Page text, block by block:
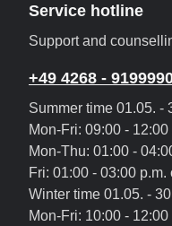
Service hotline
Support and
+49 4268 -
Summer time 01.05. -
Mon-Fri: 09:00 - 12:00
Mon-Thu: 01:00 -
Fri: 01:00 - 03:00 p.m.
Winter time 01.05. -
Mon-Fri: 10:00 - 12:00